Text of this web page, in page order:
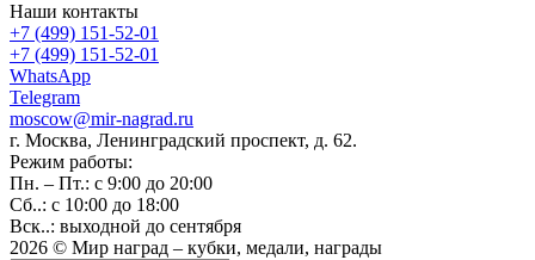
Наши контакты
+7 (499) 151-52-01
+7 (499) 151-52-01
WhatsApp
Telegram
moscow@mir-nagrad.ru
г. Москва, Ленинградский проспект, д. 62.
Режим работы:
Пн. – Пт.: с 9:00 до 20:00
Сб..: с 10:00 до 18:00
Вск..: выходной до сентября
2026 © Мир наград – кубки, медали, награды